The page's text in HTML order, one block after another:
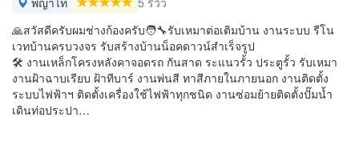
🙏สวัสดีครับผมช่างก้องครับ🧑‍🔧รับเหมาต่อเติมบ้าน งานระบบ รีโน
เวทบ้านครบวงจร รับสร้างบ้านน็อคดาวน์สำเร็จรูป
🛠️ งานเหล็กโครงหลังคา​จอดรถ​ กันสาด ระแนวรั้ว​ ประตูรั้ว รับเหมา
งานฝ้าฉาบเรียบ ฝ้าทีบาร์ งานพ่นสี ทาสีภายในภายนอก งานติดตั้ง
ระบบไฟฟ้า​ฯ ติดตั้งเครื่องใช้ไฟฟ้าทุกชนิด​ งานซ่อมย้ายติดตั้งปั๊มน้ำ
เดินท่อประปา​…